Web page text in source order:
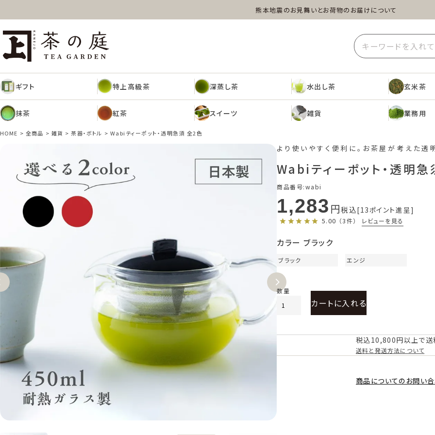
熊本地震のお見舞いとお荷物のお届けについて
水出し茶
抹茶
ギフト 特上高級茶 深蒸し茶 水出し茶 玄米茶
抹茶 紅茶 スイーツ 雑貨 業務用
HOME 全商品 雑貨 茶器・ボトル Wabiティーポット・透明急須 全2色
より使いやすく便利に。お茶屋が考えた透
Wabiティーポット・透明
商品番号 wabi
1,283 税込 13ポイント進呈
5.00 （3件） レビューを見る
カラー ブラック
ブラック エンジ
カートに入れる
税込10,800円以上で送
送料と発送方法について
商品についてのお問い